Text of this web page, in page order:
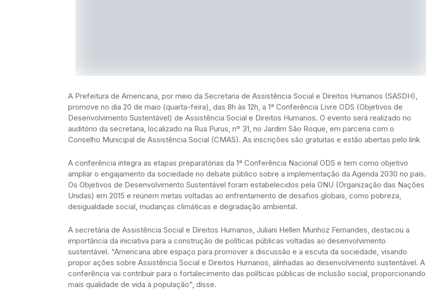
A Prefeitura de Americana, por meio da Secretaria de Assistência Social e Direitos Humanos (SASDH),
promove no dia 20 de maio (quarta-feira), das 8h às 12h, a 1ª Conferência Livre ODS (Objetivos de
Desenvolvimento Sustentável) de Assistência Social e Direitos Humanos. O evento será realizado no
auditório da secretaria, localizado na Rua Purus, nº 31, no Jardim São Roque, em parceria com o
Conselho Municipal de Assistência Social (CMAS). As inscrições são gratuitas e estão abertas pelo link
A conferência integra as etapas preparatórias da 1ª Conferência Nacional ODS e tem como objetivo
ampliar o engajamento da sociedade no debate público sobre a implementação da Agenda 2030 no país.
Os Objetivos de Desenvolvimento Sustentável foram estabelecidos pela ONU (Organização das Nações
Unidas) em 2015 e reúnem metas voltadas ao enfrentamento de desafios globais, como pobreza,
desigualdade social, mudanças climáticas e degradação ambiental.
A secretária de Assistência Social e Direitos Humanos, Juliani Hellen Munhoz Fernandes, destacou a
importância da iniciativa para a construção de políticas públicas voltadas ao desenvolvimento
sustentável. “Americana abre espaço para promover a discussão e a escuta da sociedade, visando
propor ações sobre Assistência Social e Direitos Humanos, alinhadas ao desenvolvimento sustentável. A
conferência vai contribuir para o fortalecimento das políticas públicas de inclusão social, proporcionando
mais qualidade de vida à população”, disse.